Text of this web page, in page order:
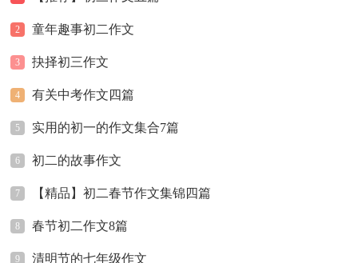
2 童年趣事初二作文
3 抉择初三作文
4 有关中考作文四篇
5 实用的初一的作文集合7篇
6 初二的故事作文
7 【精品】初二春节作文集锦四篇
8 春节初二作文8篇
9 清明节的七年级作文